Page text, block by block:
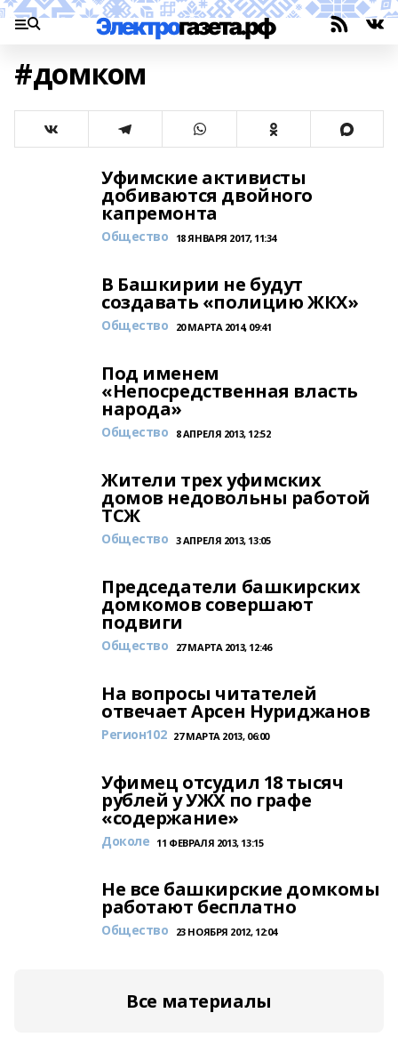
#домком
Уфимские активисты
добиваются двойного
капремонта
Общество 18 ЯНВАРЯ 2017, 11:34
В Башкирии не будут
создавать «полицию ЖКХ»
Общество 20 МАРТА 2014, 09:41
Под именем
«Непосредственная власть
народа»
Общество 8 АПРЕЛЯ 2013, 12:52
Жители трех уфимских
домов недовольны работой
ТСЖ
Общество 3 АПРЕЛЯ 2013, 13:05
Председатели башкирских
домкомов совершают
подвиги
Общество 27 МАРТА 2013, 12:46
На вопросы читателей
отвечает Арсен Нуриджанов
Регион102 27 МАРТА 2013, 06:00
Уфимец отсудил 18 тысяч
рублей у УЖХ по графе
«содержание»
Доколе 11 ФЕВРАЛЯ 2013, 13:15
Не все башкирские домкомы
работают бесплатно
Общество 23 НОЯБРЯ 2012, 12:04
Все материалы